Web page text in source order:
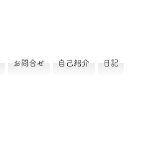
お問合せ 自己紹介 日記